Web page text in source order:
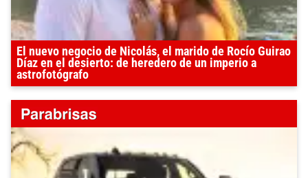
El nuevo negocio de Nicolás, el marido de Rocío Guirao
Díaz en el desierto: de heredero de un imperio a
astrofotógrafo